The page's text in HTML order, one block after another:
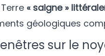
« saigne »
géologiques
sur le